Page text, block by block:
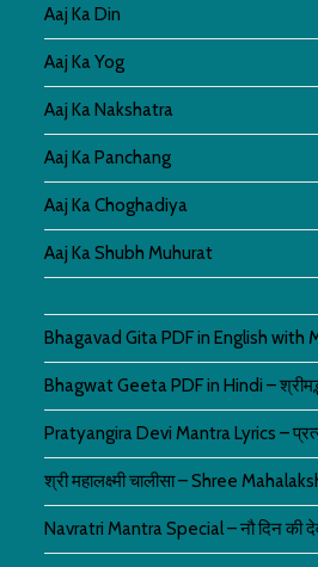
Aaj Ka Din
Aaj Ka Yog
Aaj Ka Nakshatra
Aaj Ka Panchang
Aaj Ka Choghadiya
Aaj Ka Shubh Muhurat
Bhagavad Gita PDF in English with
Bhagwat Geeta PDF in Hindi –
Pratyangira Devi Mantra Lyrics –
श्री महालक्ष्मी चालीसा – Shree
Navratri Mantra Special – नौ दिन की